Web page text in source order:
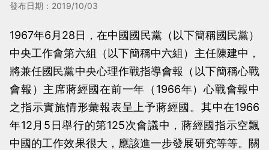
發布日期：2019/10/03
1967年6月28日，在中國國民黨（以下簡稱國民黨）
中央工作會第六組（以下簡稱中六組）主任陳建中，
將兼任國民黨中央心理作戰指導會報（以下簡稱心戰
會報）主席蔣經國在前一年（1966年）心戰會報中
之指示實施情形彙報表呈上予蔣經國。其中在1966
年12月5日舉行的第125次會議中，蔣經國指示空飄
中國的工作效果很大，應該進一步發展研究等等。關